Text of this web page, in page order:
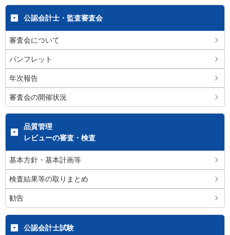
公認会計士・監査審査会
審査会について
パンフレット
年次報告
審査会の開催状況
品質管理
レビューの審査・検査
基本方針・基本計画等
検査結果等の取りまとめ
勧告
公認会計士試験